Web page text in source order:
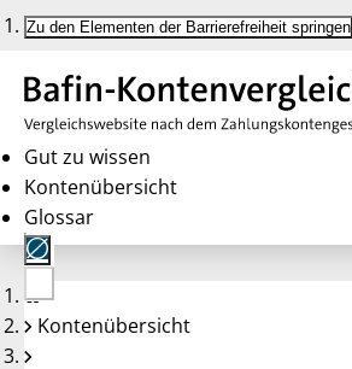
Zu den Elementen der Barrierefreiheit springen
Gut zu wissen
Kontenübersicht
Glossar
Keine
Konten
Kontenübersicht